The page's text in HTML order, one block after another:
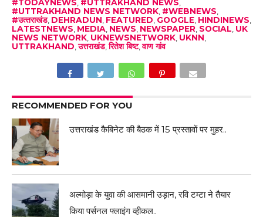
#TODAYNEWS #UTTRAKHAND NEWS
#UTTRAKHAND NEWS NETWORK, #WEBNEWS
#उत्‍तराखंड, DEHRADUN FEATURED GOOGLE, HINDINEWS
LATESTNEWS MEDIA, NEWS NEWSPAPER, SOCIAL UK
NEWS NETWORK, UKNEWSNETWORK, UKNN
UTTRAKHAND ,उत्तराखंड,रितेश बिष्ट,वाण गांव
RECOMMENDED FOR YOU
उत्तराखंड कैबिनेट की बैठक में 15 प्रस्तावों पर मुहर..
अल्मोड़ा के युवा की आसमानी उड़ान, रवि टम्टा ने तैयार
किया पर्सनल फ्लाइंग व्हीकल..